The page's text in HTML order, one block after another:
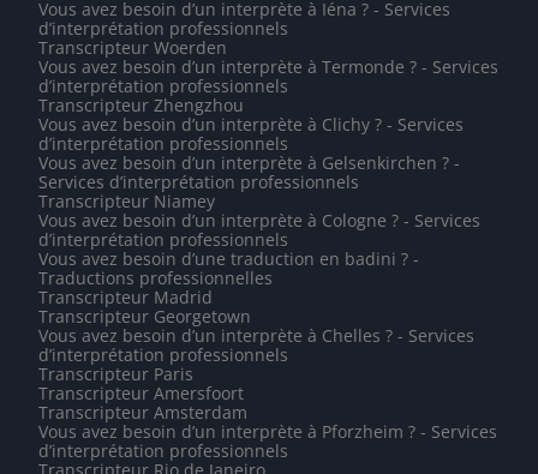
Vous avez besoin d’un interprète à Iéna ? - Services
d’interprétation professionnels
Transcripteur Woerden
Vous avez besoin d’un interprète à Termonde ? - Services
d’interprétation professionnels
Transcripteur Zhengzhou
Vous avez besoin d’un interprète à Clichy ? - Services
d’interprétation professionnels
Vous avez besoin d’un interprète à Gelsenkirchen ? -
Services d’interprétation professionnels
Transcripteur Niamey
Vous avez besoin d’un interprète à Cologne ? - Services
d’interprétation professionnels
Vous avez besoin d’une traduction en badini ? -
Traductions professionnelles
Transcripteur Madrid
Transcripteur Georgetown
Vous avez besoin d’un interprète à Chelles ? - Services
d’interprétation professionnels
Transcripteur Paris
Transcripteur Amersfoort
Transcripteur Amsterdam
Vous avez besoin d’un interprète à Pforzheim ? - Services
d’interprétation professionnels
Transcripteur Rio de Janeiro